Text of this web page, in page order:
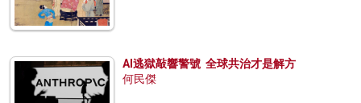
AI逃獄敲響警號 全球共治才是解方
何民傑